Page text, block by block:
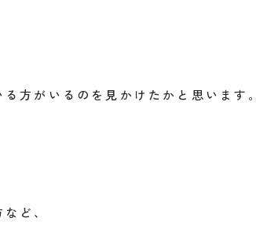
方がいるのを見かけたかと思います
ど、